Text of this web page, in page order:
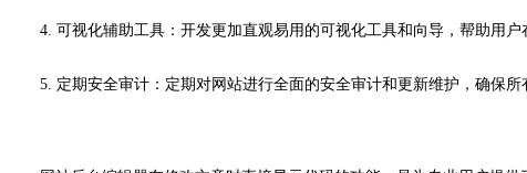
4. 可视化辅助工具：开发更加直观易用的可视化工具和向导，帮助用
5. 定期安全审计：定期对网站进行全面的安全审计和更新维护，确保